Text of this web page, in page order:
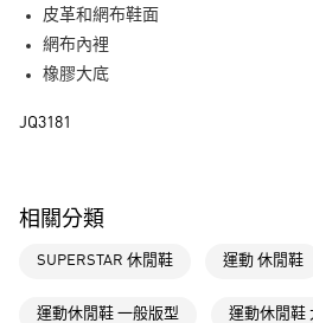
全家取貨付款
付款後全家取貨
每筆NT$80，滿NT$1,500(含以上)免運費
皮革和網布鞋面
網布內裡
橡膠大底
JQ3181
相關分類
SUPERSTAR 休閒鞋 運動 休閒鞋
運動休閒鞋 一般版型 運動休閒鞋